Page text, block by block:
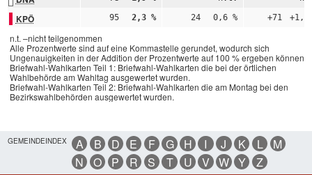
KPÖ 95 2,3 % 24 0,6 % +71 +1,7
n.t. –nicht teilgenommen
Alle Prozentwerte sind auf eine Kommastelle gerundet, wodurch sich
Ungenauigkeiten in der Addition der Prozentwerte auf 100 % ergeben können.
Briefwahl-Wahlkarten Teil 1: Briefwahl-Wahlkarten die bei der örtlichen
Wahlbehörde am Wahltag ausgewertet wurden.
Briefwahl-Wahlkarten Teil 2: Briefwahl-Wahlkarten die am Montag bei den
Bezirkswahlbehörden ausgewertet wurden.
GEMEINDEINDEX A B D E F G H I J K L
M
N
O P R S T U V W Y Z